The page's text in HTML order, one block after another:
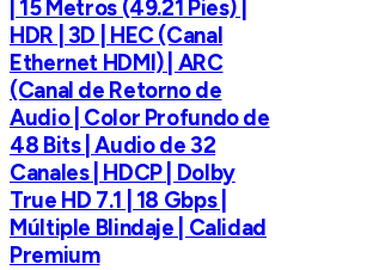
| 15 Metros (49.21 Pies) |
HDR | 3D | HEC (Canal
Ethernet HDMI) | ARC
(Canal de Retorno de
Audio | Color Profundo de
48 Bits | Audio de 32
Canales | HDCP | Dolby
True HD 7.1 | 18 Gbps |
Múltiple Blindaje | Calidad
Premium